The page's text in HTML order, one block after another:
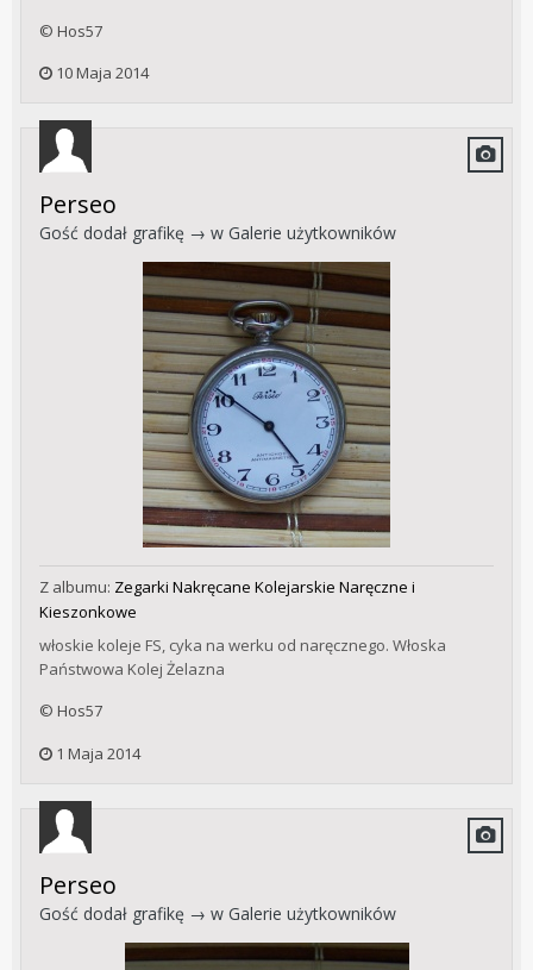
© Hos57
10 Maja 2014
Perseo
Gość dodał grafikę → w Galerie użytkowników
Z albumu: Zegarki Nakręcane Kolejarskie Naręczne i
Kieszonkowe
włoskie koleje FS, cyka na werku od naręcznego. Włoska
Państwowa Kolej Żelazna
© Hos57
1 Maja 2014
Perseo
Gość dodał grafikę → w Galerie użytkowników